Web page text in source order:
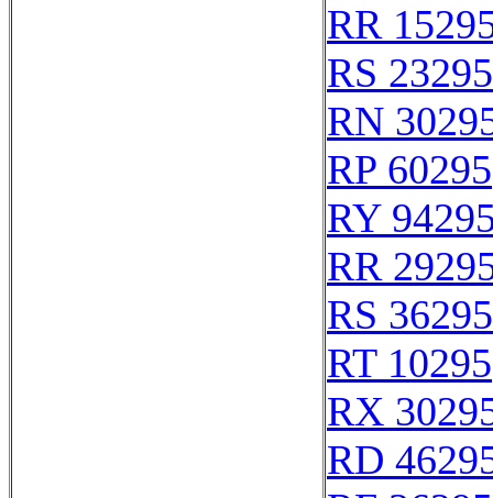
RR
RS 23295
RN
RP 60295
RY
RR
RS 36295
RT 10295
RX
RD